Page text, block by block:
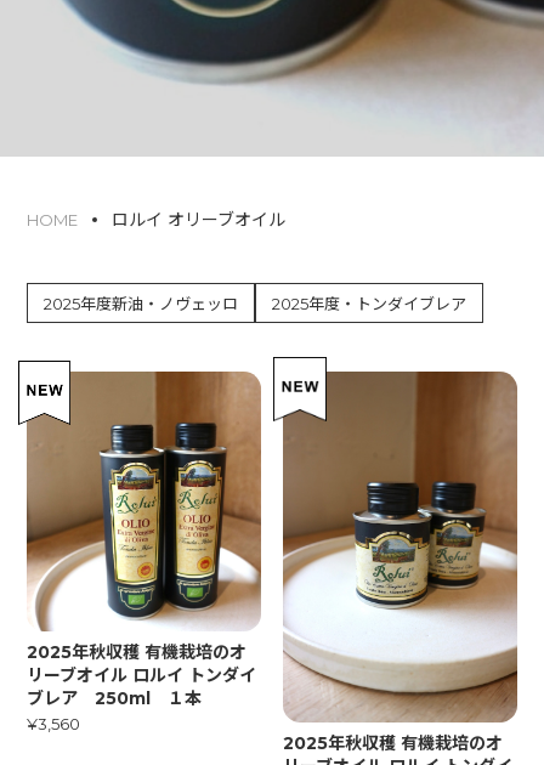
HOME ロルイ オリーブオイル
2025年度新油・ノヴェッロ 2025年度・トンダイブレア
2025年秋収穫 有機栽培のオ
リーブオイル ロルイ トンダイ
ブレア 250ml １本
¥3,560
2025年秋収穫 有機栽培のオ